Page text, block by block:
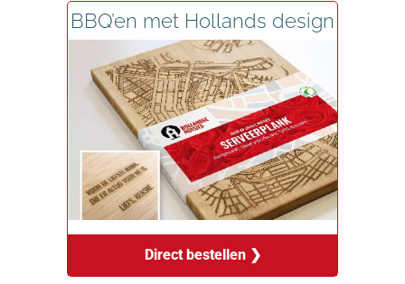
BBQ’en met Hollands design
Direct bestellen ❯